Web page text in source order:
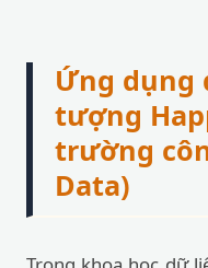
Ứng dụng
tượng
trường
Data)